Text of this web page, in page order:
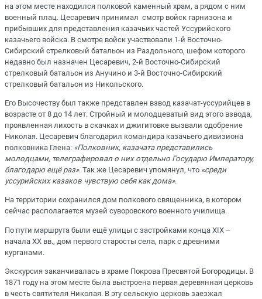
на этом месте находился полковой каменный храм, а рядом с ним
военный плац. Цесаревич принимал смотр войск гарнизона и
прибывших для представления казачьих частей Уссурийского
казачьего войска. В смотре войск участвовали 1-й Восточно-
Сибирский стрелковый батальон из Раздольного, шефом которого
недавно был назначен Цесаревич, 2-й Восточно-Сибирский
стрелковый батальон из Анучино и 3-й Восточно-Сибирский
стрелковый батальон из Никольского.
Его Высочеству был также представлен взвод казачат-уссурийцев в
возрасте от 8 до 14 лет. Стройный и молодцеватый вид этого взвода,
проявленная лихость в скачках и джигитовке вызвали одобрение
Николая. Цесаревич благодарил командира казачьего дивизиона
полковника Глена: «Полковник, казачата представились
молодцами, телеграфировал о них отдельно Государю Императору,
благодарю ещё раз». Так же Цесаревич упомянул, что «среди
уссурийских казаков чувствую себя как дома».
На территории сохранился дом полкового священника, в котором
сейчас располагается музей суворовского военного училища.
По пути маршрута были ещё улицы с застройками конца XIX –
начала XX вв., дом первого старосты села, парк с древними
курганами.
Экскурсия заканчивалась в храме Покрова Пресвятой Богородицы. В
1871 году на этом месте была выстроена первая деревянная церковь
в честь святителя Николая. В эту сельскую церковь заезжал